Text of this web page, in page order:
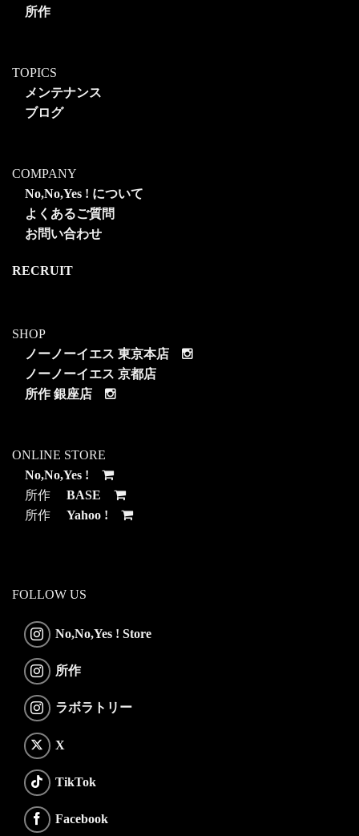
所作
TOPICS
メンテナンス
ブログ
COMPANY
No,No,Yes ! について
よくあるご質問
お問い合わせ
RECRUIT
SHOP
ノーノーイエス 東京本店
ノーノーイエス 京都店
所作 銀座店
ONLINE STORE
No,No,Yes !
所作 BASE
所作 Yahoo !
FOLLOW US
No,No,Yes ! Store
所作
ラボラトリー
X
TikTok
Facebook